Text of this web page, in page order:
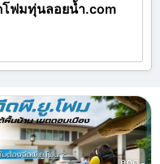
โฟมทุ่นลอยน้ำ.com